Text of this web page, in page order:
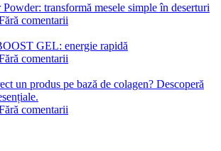
transformă mesele simple în deserturi
comentarii
GEL: energie rapidă
comentarii
un produs pe bază de colagen? Descoperă
comentarii